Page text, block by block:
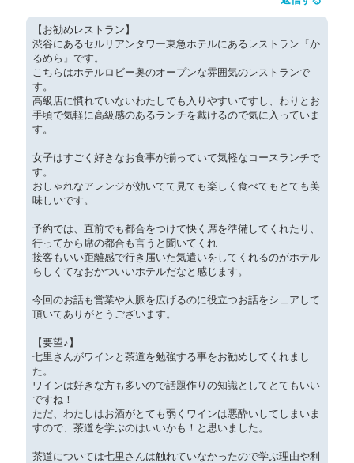
【お勧めレストラン】
渋谷にあるセルリアンタワー東急ホテルにあるレストラン『か
るめら』です。
こちらはホテルロビー奥のオープンな雰囲気のレストランで
す。
高級店に慣れていないわたしでも入りやすいですし、わりとお
手頃で気軽に高級感のあるランチを戴けるので気に入っていま
す。
女子はすごく好きなお食事が揃っていて気軽なコースランチで
す。
おしゃれなアレンジが効いてて見ても楽しく食べてもとても美
味しいです。
予約では、直前でも都合をつけて快く席を準備してくれたり、
行ってから席の都合も言うと聞いてくれ
接客もいい距離感で行き届いた気遣いをしてくれるのがホテル
らしくてなおかついいホテルだなと感じます。
今回のお話も営業や人脈を広げるのに役立つお話をシェアして
頂いてありがとうございます。
【要望♪】
七里さんがワインと茶道を勉強する事をお勧めしてくれまし
た。
ワインは好きな方も多いので話題作りの知識としてとてもいい
ですね！
ただ、わたしはお酒がとても弱くワインは悪酔いしてしまいま
すので、茶道を学ぶのはいいかも！と思いました。
茶道については七里さんは触れていなかったので学ぶ理由や利